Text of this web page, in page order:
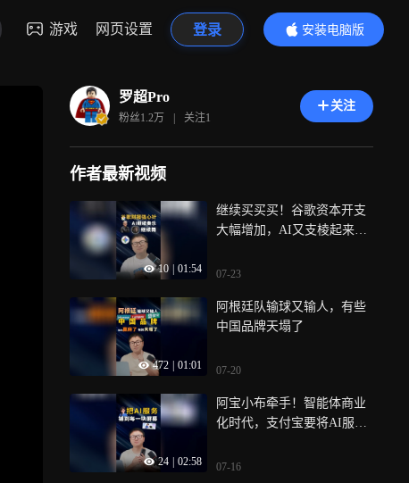
游戏 网页设置 登录
安装电脑版
内容更精彩
罗超Pro
粉丝1.2万 | 关注1
关注
作者最新视频
10 01:54
继续买买买！谷歌资本开支
大幅增加，AI又支棱起来
07-23
472 01:01
阿根廷队输球又输人，有些
中国品牌天塌了
07-20
24 02:58
阿宝小布牵手！智能体商业
化时代，支付宝要将AI服务
07-16